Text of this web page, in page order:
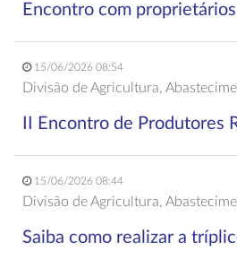
Encontro com
15/06/2026 08:54
Divisão de Agricultura,
II Encontro de Produtores
15/06/2026 08:44
Divisão de Agricultura,
Saiba como realizar a